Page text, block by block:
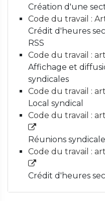
Création d'une
Code du travail :
Crédit d'heures
RSS
Code du travail :
Affichage et
syndicales
Code du travail :
Local syndical
Code du travail :
Réunions
Code du travail :
Crédit d'heures